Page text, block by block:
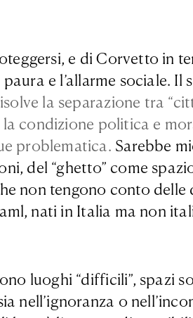
e di Corvetto in
e l’allarme sociale. Il
la separazione tra
condizione politica e
problematica. Sarebbe
del “ghetto” come
non tengono conto delle
nati in Italia ma non
luoghi “difficili”, spazi
nell’ignoranza o